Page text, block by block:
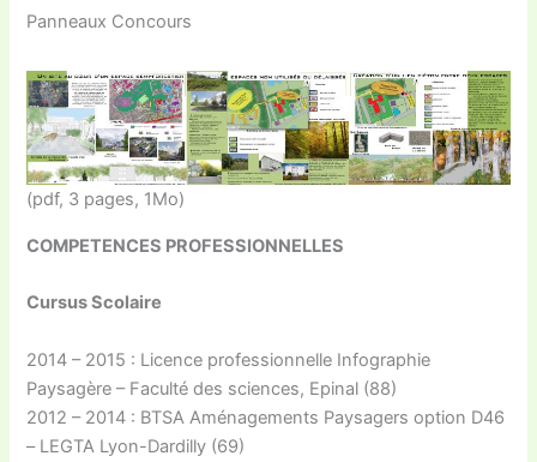
Panneaux Concours
(pdf, 3 pages, 1Mo)
COMPETENCES PROFESSIONNELLES
Cursus Scolaire
2014 – 2015 : Licence professionnelle Infographie
Paysagère – Faculté des sciences, Epinal (88)
2012 – 2014 : BTSA Aménagements Paysagers option D46
– LEGTA Lyon-Dardilly (69)